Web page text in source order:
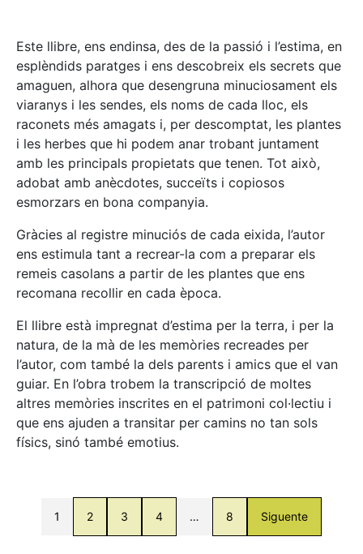
Este llibre, ens endinsa, des de la passió i l’estima, en
esplèndids paratges i ens descobreix els secrets que
amaguen, alhora que desengruna minuciosament els
viaranys i les sendes, els noms de cada lloc, els
raconets més amagats i, per descomptat, les plantes
i les herbes que hi podem anar trobant juntament
amb les principals propietats que tenen. Tot això,
adobat amb anècdotes, succeïts i copiosos
esmorzars en bona companyia.
Gràcies al registre minuciós de cada eixida, l’autor
ens estimula tant a recrear-la com a preparar els
remeis casolans a partir de les plantes que ens
recomana recollir en cada època.
El llibre està impregnat d’estima per la terra, i per la
natura, de la mà de les memòries recreades per
l’autor, com també la dels parents i amics que el van
guiar. En l’obra trobem la transcripció de moltes
altres memòries inscrites en el patrimoni col·lectiu i
que ens ajuden a transitar per camins no tan sols
físics, sinó també emotius.
1 2 3 4 … 8 Siguente